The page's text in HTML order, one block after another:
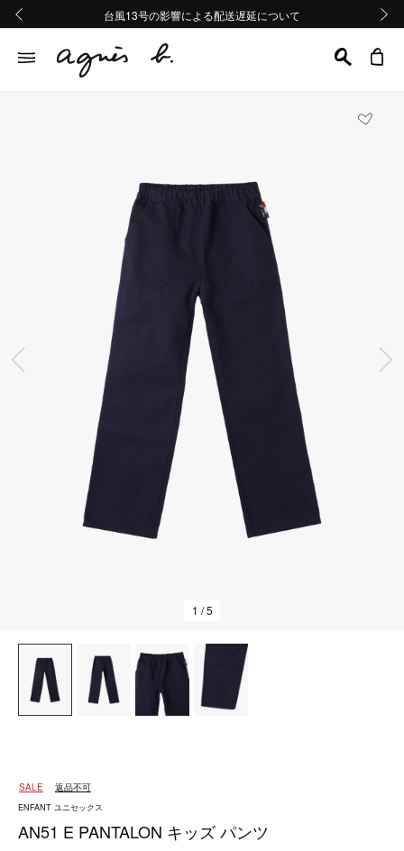
熊本地域地震の影響による配送遅延について
Summer Sale 2buy10%OFF!!
台風13号の影響による配送遅延について
熊本地域地震の影響による配送遅延について
Summer Sale 2buy10%OFF!!
前の画像
1 / 5
SALE 返品不可
ENFANT ユニセックス
AN51 E PANTALON キッズ パンツ